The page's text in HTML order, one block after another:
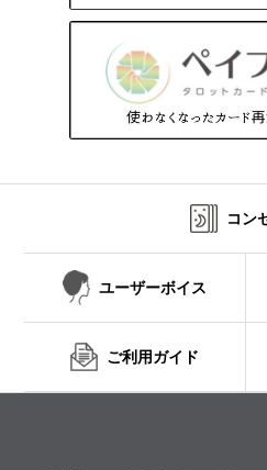
コン
ユーザーボイス
ご利用ガイド